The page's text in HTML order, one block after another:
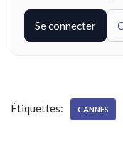
Se connecter
Étiquettes: CANNES